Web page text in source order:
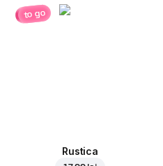
to go
Rustica